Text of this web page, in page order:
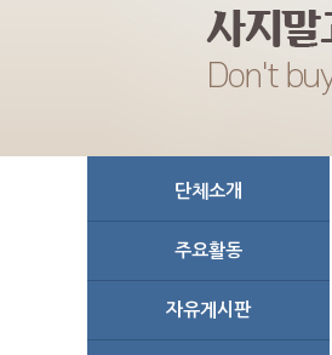
단체소개
주요활동
자유게시판